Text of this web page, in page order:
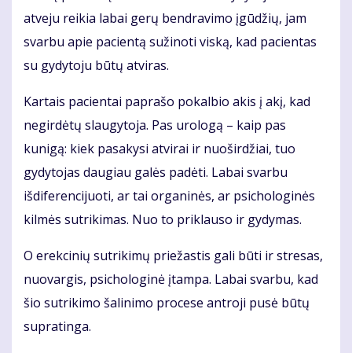
atveju reikia labai gerų bendravimo įgūdžių, jam
svarbu apie pacientą sužinoti viską, kad pacientas
su gydytoju būtų atviras.
Kartais pacientai paprašo pokalbio akis į akį, kad
negirdėtų slaugytoja. Pas urologą – kaip pas
kunigą: kiek pasakysi atvirai ir nuoširdžiai, tuo
gydytojas daugiau galės padėti. Labai svarbu
išdiferencijuoti, ar tai organinės, ar psichologinės
kilmės sutrikimas. Nuo to priklauso ir gydymas.
O erekcinių sutrikimų priežastis gali būti ir stresas,
nuovargis, psichologinė įtampa. Labai svarbu, kad
šio sutrikimo šalinimo procese antroji pusė būtų
supratinga.